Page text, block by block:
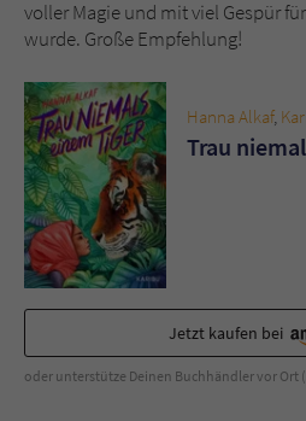
voller Magie und mit viel Gespür
wurde. Große Empfehlung!
Hanna Alkaf,
Trau
Jetzt kaufen bei
oder unterstütze Deinen Buchhändler vor Ort